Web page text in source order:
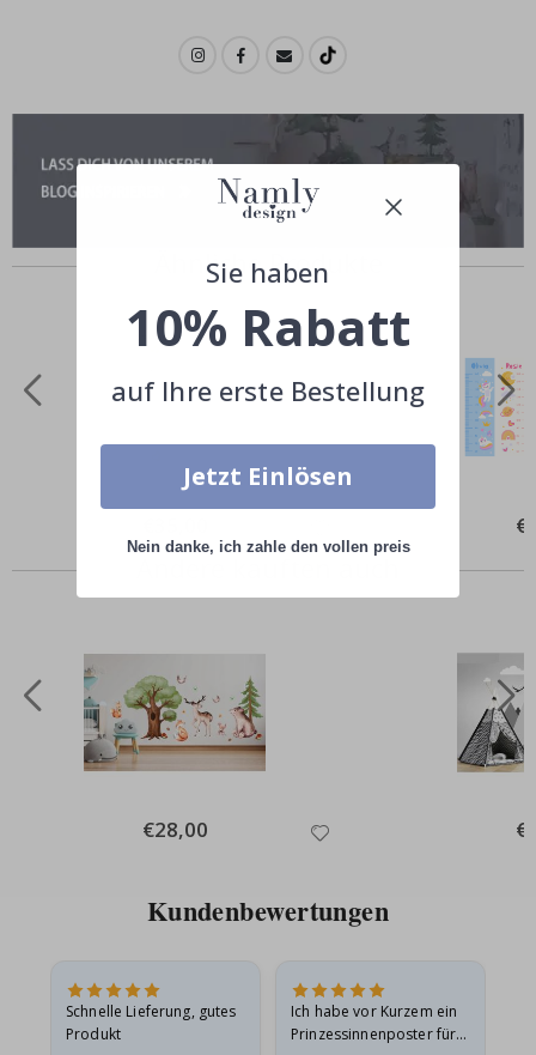
Ähnliche Produkte
Price
Andere kauften auch
Special
Price
€28,00
Kundenbewertungen
Schnelle Lieferung, gutes
Produkt
Ich habe vor Kurzem ein
Prinzessinnenposter für
Sie haben
10% Rabatt
auf Ihre erste Bestellung
Jetzt Einlösen
Nein danke, ich zahle den vollen preis